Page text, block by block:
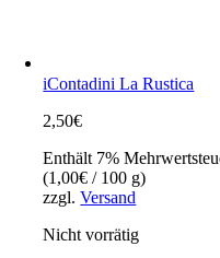
iContadini La Rustica
2,50€
Enthält 7%
(1,00€ / 100 g)
zzgl.Versand
Nicht vorrätig